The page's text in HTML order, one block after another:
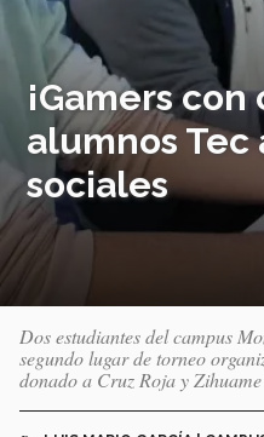
¡Gamers
alumnos Tec
sociales
Dos estudiantes del campus
segundo lugar de torneo
donado a Cruz Roja y